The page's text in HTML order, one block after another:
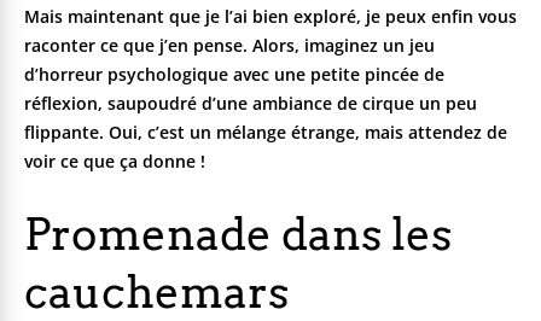
Mais maintenant que je l’ai bien exploré, je peux enfin vous
raconter ce que j’en pense. Alors, imaginez un jeu
d’horreur psychologique avec une petite pincée de
réflexion, saupoudré d’une ambiance de cirque un peu
flippante. Oui, c’est un mélange étrange, mais attendez de
voir ce que ça donne !
Promenade dans les
cauchemars